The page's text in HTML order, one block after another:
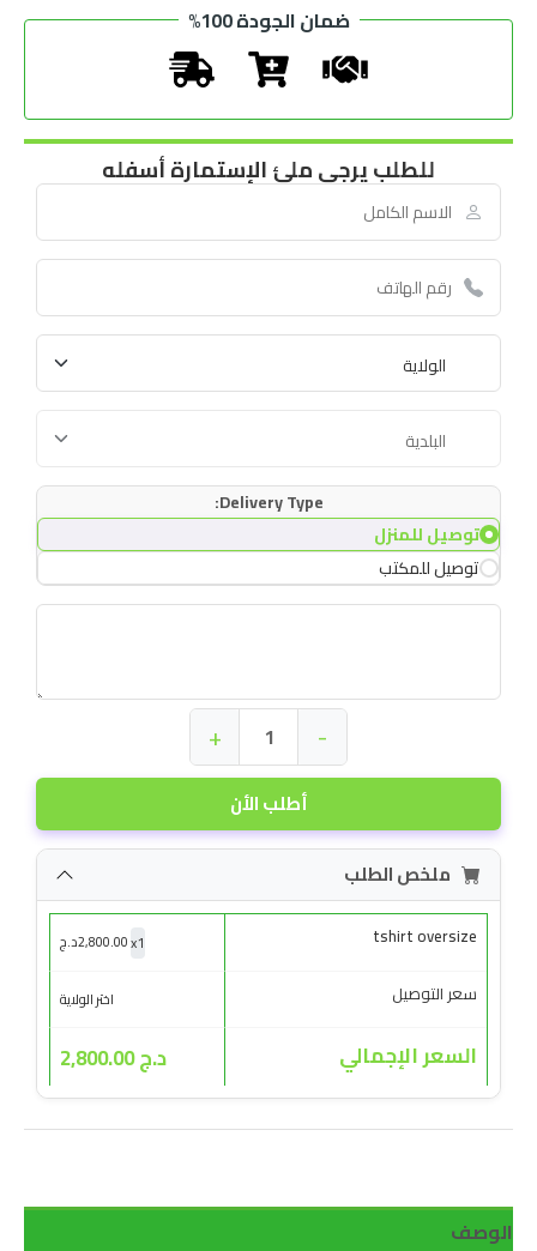
ضمان الجودة 100%
للطلب يرجى ملئ الإستمارة أسفله
Delivery Type:
توصيل للمنزل
توصيل للمكتب
أطلب الأن
-
+
ملخص الطلب
tshirt oversize
x1
2,800.00د.ج
سعر التوصيل اختر الولاية
السعر الإجمالي د.ج 2,800.00
الوصف